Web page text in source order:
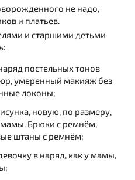
не надо,
и платьев.
и старшими детьми
постельных тонов
умеренный макияж без
локоны;
новую, по размеру,
мамы. Брюки с ремнём,
штаны с ремнём;
в наряд, как у мамы,